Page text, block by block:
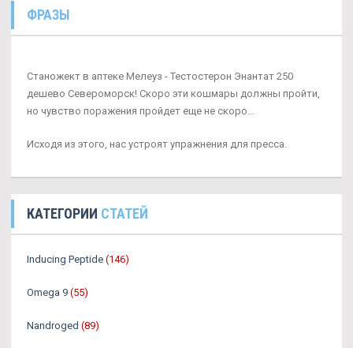
ФРАЗЫ
Станожект в аптеке Мелеуз - Тестостерон Энантат 250
дешево Североморск! Скоро эти кошмары должны пройти,
но чувство поражения пройдет еще не скоро...
Исходя из этого, нас устроят упражнения для пресса.
КАТЕГОРИИ СТАТЕЙ
Inducing Peptide (146)
Omega 9 (55)
Nandroged (89)